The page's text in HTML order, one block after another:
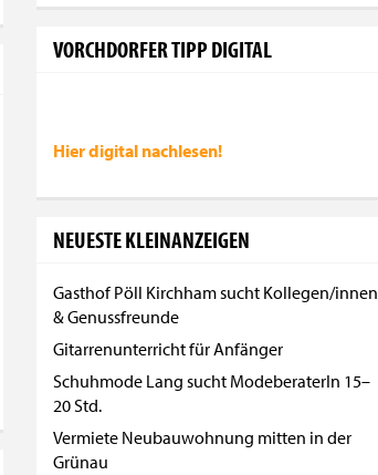
VORCHDORFER TIPP DIGITAL
Hier digital nachlesen!
NEUESTE KLEINANZEIGEN
Gasthof Pöll Kirchham sucht Kollegen/innen
& Genussfreunde
Gitarrenunterricht für Anfänger
Schuhmode Lang sucht ModeberaterIn 15–
20 Std.
Vermiete Neubauwohnung mitten in der
Grünau